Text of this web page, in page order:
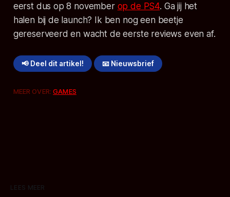
eerst dus op 8 november op de PS4. Ga jij het
halen bij de launch? Ik ben nog een beetje
gereserveerd en wacht de eerste reviews even af.
📢 Deel dit artikel! 📧 Nieuwsbrief
MEER OVER:GAMES
LEES MEER